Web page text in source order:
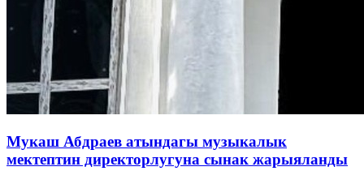
Мукаш Абдраев атындагы музыкалык
мектептин директорлугуна сынак жарыяланды